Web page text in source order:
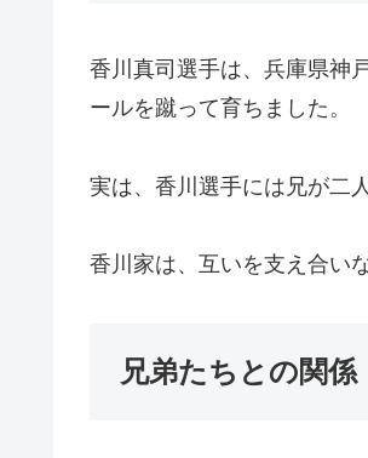
香川真司選手は、兵庫県神
ールを蹴って育ちました。
実は、香川選手には兄が二
香川家は、互いを支え合い
兄弟たちとの関係